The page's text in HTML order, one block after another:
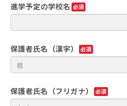
進学予定の学校名
保護者氏名（漢字）
保護者氏名（フリガナ）